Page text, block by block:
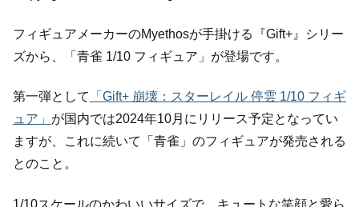
フィギュアメーカーのMyethosが手掛ける『Gift+』シリー
ズから、「青雀 1/10 フィギュア」が登場です。
第一弾として
「Gift+ 崩壊：スターレイル 停雲 1/10 フィギ
ュア」 が国内では2024年10月にリリース予定となってい
ますが、これに続いて「青雀」のフィギュアが発売される
とのこと。
1/10スケールのかわいいサイズで、キュートな笑顔と愛ら